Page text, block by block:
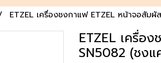
ETZEL เครื่องชงกาแฟ ETZEL หน้าจอสัม
ETZEL เครื่อ
SN5082 (ชง